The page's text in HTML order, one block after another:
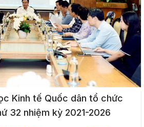
Kinh tế Quốc dân tổ chức
32 nhiệm kỳ 2021-2026